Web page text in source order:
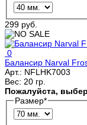
299 руб.
0
Балансир Narval
Арт.: NFLHK7003
Вес: 20 гр.
Пожалуйста,
Размер*